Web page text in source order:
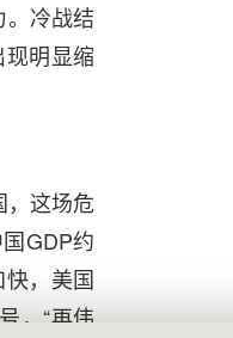
冷战结
明显缩
，这场危
GDP约
，美国
，“再伟